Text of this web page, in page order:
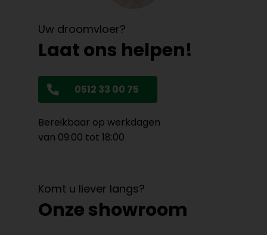
Uw droomvloer?
Laat ons helpen!
0512 33 00 75
Bereikbaar op werkdagen
van 09:00 tot 18:00
Komt u liever langs?
Onze showroom